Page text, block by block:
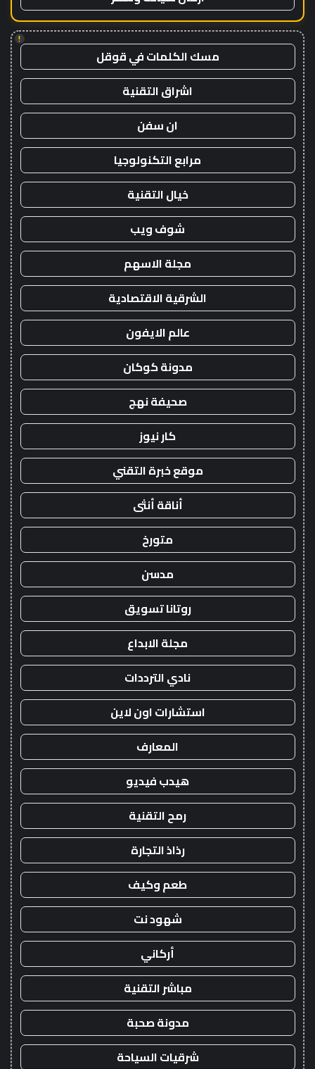
!
مسك الكلمات في قوقل
اشراق التقنية
ان سفن
مرابع التكنولوجيا
خيال التقنية
شوف ويب
مجلة الاسهم
الشرقية الاقتصادية
عالم الايفون
مدونة كوكان
صحيفة نهج
كار نيوز
موقع خبرة التقني
أناقة أنثى
متورخ
مدسن
روتانا تسويق
مجلة الابداع
نادي الترددات
استشارات اون لاين
المعارف
هيدب فيديو
رمح التقنية
رذاذ التجارة
طعم وكيف
شهود نت
أركاني
مباشر التقنية
مدونة صحبة
شرقيات السياحة